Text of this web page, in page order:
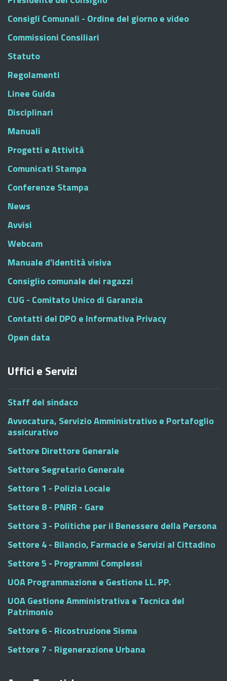
Consigli Comunali - Ordine del giorno e video
Commissioni Consiliari
Statuto
Regolamenti
Linee Guida
Disciplinari
Manuali
Progetti e Attività
Comunicati Stampa
Conferenze Stampa
News
Avvisi
Webcam
Manuale d'identità visiva
Consiglio comunale dei ragazzi
CUG - Comitato Unico di Garanzia
Contatti del DPO e Informativa Privacy
Open data
Uffici e Servizi
Staff del sindaco
Avvocatura, Servizio Amministrativo e Portafoglio
assicurativo
Settore Direttore Generale
Settore Segretario Generale
Settore 1 - Polizia Locale
Settore 8 - PNRR - Gare
Settore 3 - Politiche per il Benessere della Persona
Settore 4 - Bilancio, Farmacie e Servizi al Cittadino
Settore 5 - Programmi Complessi
UOA Programmazione e Gestione LL. PP.
UOA Gestione Amministrativa e Tecnica del
Patrimonio
Settore 6 - Ricostruzione Sisma
Settore 7 - Rigenerazione Urbana